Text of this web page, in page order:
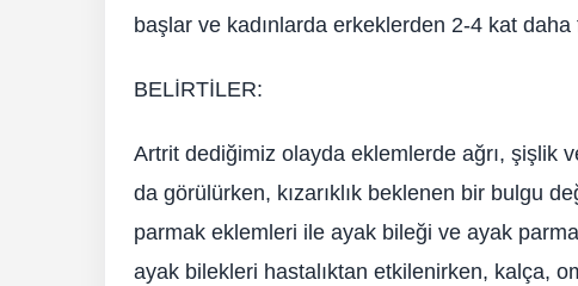
başlar ve kadınlarda erkeklerden 2-4 kat daha
BELİRTİLER:
Artrit dediğimiz olayda eklemlerde ağrı, şişlik
da görülürken, kızarıklık beklenen bir bulgu
parmak eklemleri ile ayak bileği ve ayak
ayak bilekleri hastalıktan etkilenirken, kalça,